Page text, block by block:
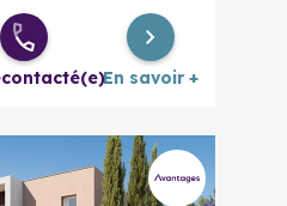
En savoir +